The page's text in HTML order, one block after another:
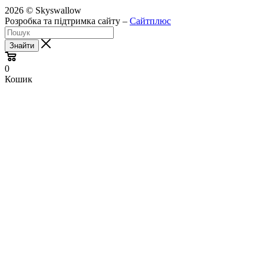
2026 © Skyswallow
Розробка та підтримка сайту – Сайтплюс
Знайти
0
Кошик